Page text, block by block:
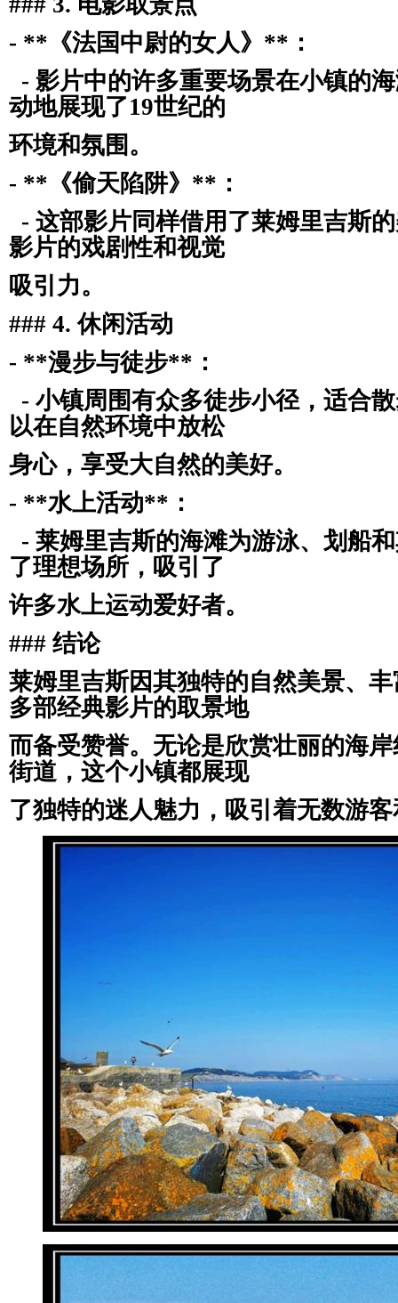
- **《法国中尉的女人》**：
- 影片中的许多重要场景在小镇的
动地展现了19世纪的
环境和氛围。
- **《偷天陷阱》**：
- 这部影片同样借用了莱姆里吉斯
影片的戏剧性和视觉
吸引力。
### 4. 休闲活动
- **漫步与徒步**：
- 小镇周围有众多徒步小径，适合
以在自然环境中放松
身心，享受大自然的美好。
- **水上活动**：
- 莱姆里吉斯的海滩为游泳、划船
了理想场所，吸引了
许多水上运动爱好者。
### 结论
莱姆里吉斯因其独特的自然美景、
多部经典影片的取景地
而备受赞誉。无论是欣赏壮丽的海
街道，这个小镇都展现
了独特的迷人魅力，吸引着无数游